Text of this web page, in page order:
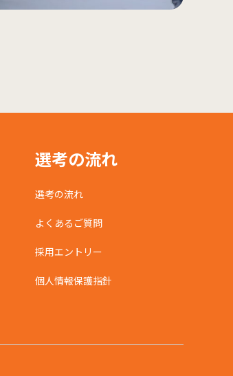
選考の流れ
選考の流れ
よくあるご質問
採用エントリー
個人情報保護指針